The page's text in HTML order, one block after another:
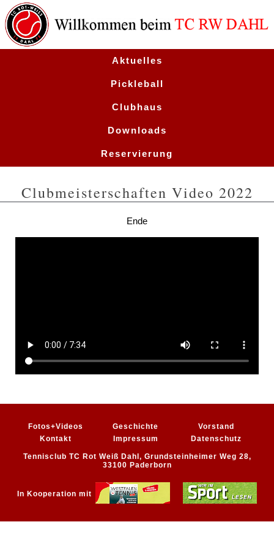
Aktuelles
Pickleball
Clubhaus
Downloads
Reservierung
Clubmeisterschaften Video 2022
Ende
Fotos+Videos Geschichte
Vorstand
Kontakt
Impressum Datenschutz
Tennisclub TC Rot Weiß Dahl, Grundsteinheimer Weg 28,
33100 Paderborn
In Kooperation mit